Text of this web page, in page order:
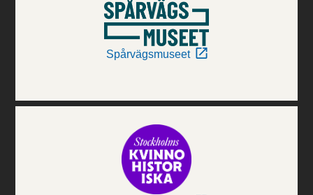
Spårvägsmuseet